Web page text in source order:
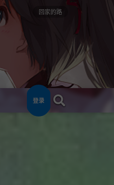
回家的路
登录